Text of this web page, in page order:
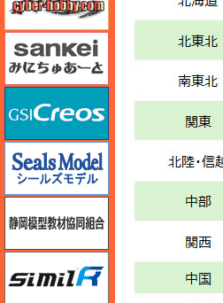
さんけい みにちゅあーと
シールズモデル
静岡模型協同組合
シミラー（similR）